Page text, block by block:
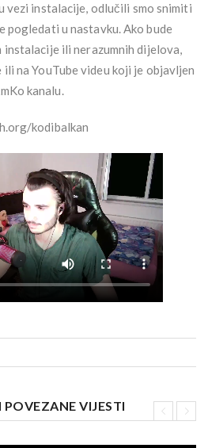
vezi instalacije, odlučili smo snimiti
u nastavku. Ako bude
ili nerazumnih dijelova,
na YouTube videu koji je objavljen
kanalu.
kodibalkan
VIJESTI